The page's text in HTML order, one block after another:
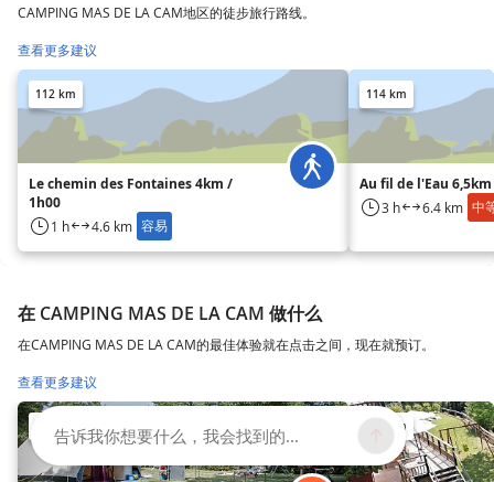
CAMPING MAS DE LA CAM地区的徒步旅行路线。
查看更多建议
112 km
Le chemin des Fontaines 4km /
1h00
1 h 4.6 km 容易
114 km
Au fil de l'Eau
3 h 6.4 km 中
在 CAMPING MAS DE LA CAM 做什么
在CAMPING MAS DE LA CAM的最佳体验就在点击之间，现在就预订。
查看更多建议
107 km 115 km
告诉我你想要什么，我会找到的...